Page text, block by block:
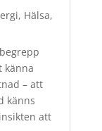
, Hälsa,
känna
– att
känns
att